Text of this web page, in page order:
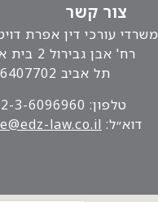
צור קשר
משרדי עורכי דין אפרת
רח' אבן גבירול 2 בית אליהו
תל אביב 6407702
טלפון: 972-3-6096960
דוא״ל:
law.co.il